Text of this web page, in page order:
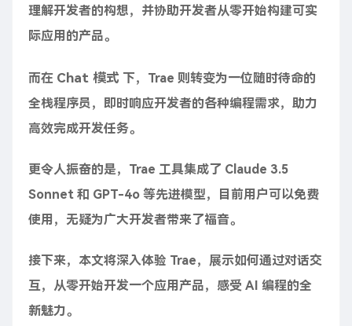
理解开发者的构想，并协助开发者从零开始构建可实
际应用的产品。
而在 Chat 模式 下，Trae 则转变为一位随时待命的
全栈程序员，即时响应开发者的各种编程需求，助力
高效完成开发任务。
更令人振奋的是，Trae 工具集成了 Claude 3.5
Sonnet 和 GPT-4o 等先进模型，目前用户可以免费
使用，无疑为广大开发者带来了福音。
接下来，本文将深入体验 Trae，展示如何通过对话交
互，从零开始开发一个应用产品，感受 AI 编程的全
新魅力。